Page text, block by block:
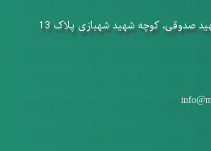
صدوقی، کوچه شهید شهبازی پلاک 13